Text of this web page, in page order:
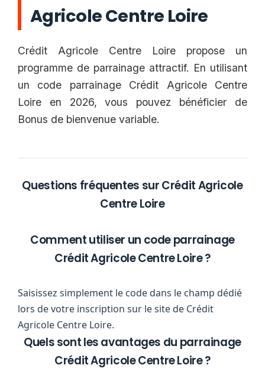
Agricole Centre Loire
Crédit Agricole Centre Loire propose un
programme de parrainage attractif. En utilisant
un code parrainage Crédit Agricole Centre
Loire en 2026, vous pouvez bénéficier de
Bonus de bienvenue variable.
Questions fréquentes sur Crédit Agricole
Centre Loire
Comment utiliser un code parrainage
Crédit Agricole Centre Loire ?
Saisissez simplement le code dans le champ dédié
lors de votre inscription sur le site de Crédit
Agricole Centre Loire.
Quels sont les avantages du parrainage
Crédit Agricole Centre Loire ?